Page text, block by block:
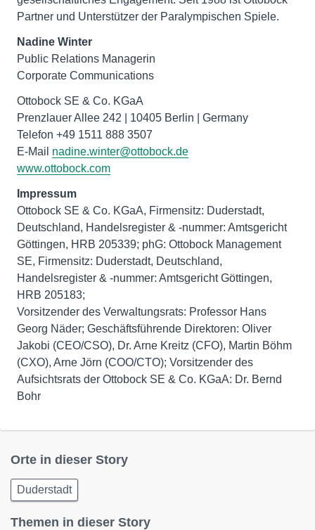
Partner und Unterstützer der Paralympischen Spiele.
Nadine Winter
Public Relations Managerin
Corporate Communications
Ottobock SE & Co. KGaA
Prenzlauer Allee 242 | 10405 Berlin | Germany
Telefon +49 1511 888 3507
E-Mail nadine.winter@ottobock.de
www.ottobock.com
Impressum
Ottobock SE & Co. KGaA, Firmensitz: Duderstadt,
Deutschland, Handelsregister & -nummer: Amtsgericht
Göttingen, HRB 205339; phG: Ottobock Management
SE, Firmensitz: Duderstadt, Deutschland,
Handelsregister & -nummer: Amtsgericht Göttingen,
HRB 205183;
Vorsitzender des Verwaltungsrats: Professor Hans
Georg Näder; Geschäftsführende Direktoren: Oliver
Jakobi (CEO/CSO), Dr. Arne Kreitz (CFO), Martin Böhm
(CXO), Arne Jörn (COO/CTO); Vorsitzender des
Aufsichtsrats der Ottobock SE & Co. KGaA: Dr. Bernd
Bohr
Orte in dieser Story
Duderstadt
Themen in dieser Story